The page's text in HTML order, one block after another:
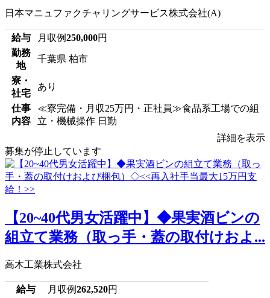
日本マニュファクチャリングサービス株式会社(A)
給与 月収例250,000円
勤務
地
千葉県 柏市
寮・
社宅
あり
仕事
内容
≪寮完備・月収25万円・正社員≫食品系工場での組
立・機械操作 日勤
詳細を表示
募集が停止しています
【20~40代男女活躍中】◆果実酒ビンの
組立て業務（取っ手・蓋の取付けおよ...
高木工業株式会社
給与 月収例262,520円